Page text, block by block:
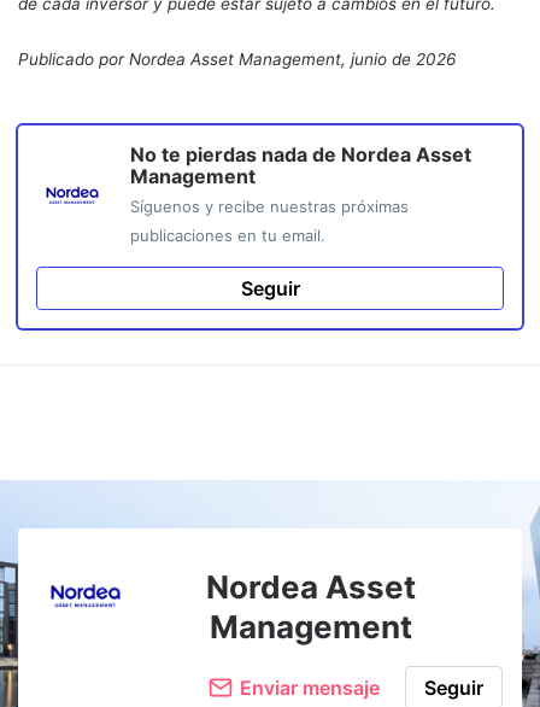
Publicado por Nordea Asset Management, junio de 2026
No te pierdas nada de Nordea Asset
Management
Síguenos y recibe nuestras próximas
publicaciones en tu email.
Seguir
Nordea Asset
Management
Enviar mensaje Seguir